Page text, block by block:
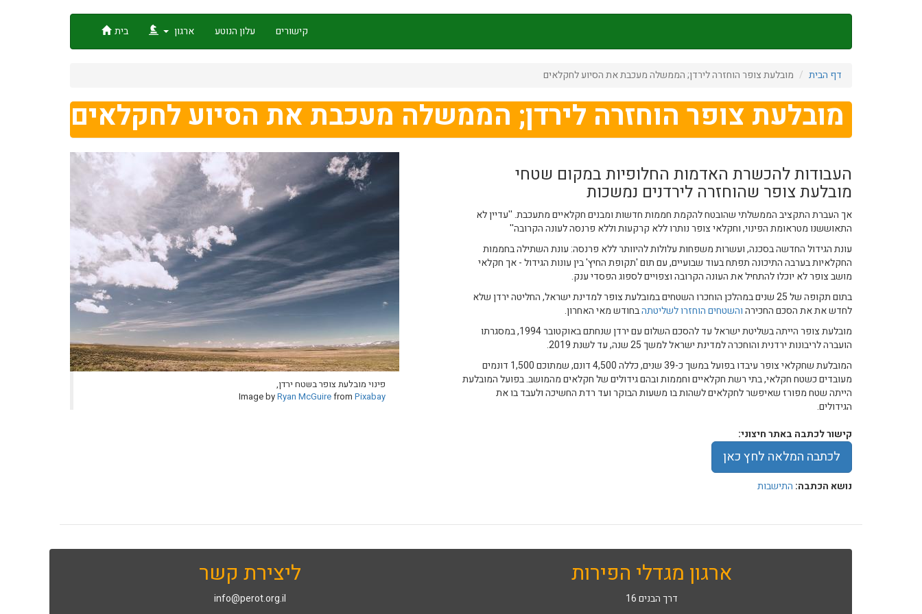
בית ארגון עלון הנוטע קישורים
דף הבית מובלעת צופר הוחזרה לירדן; הממשלה מעכבת את הסיוע לחקלאים
מובלעת צופר הוחזרה לירדן; הממשלה מעכבת את הסיוע לחקלאים
העבודות להכשרת האדמות החלופיות במקום שטחי
מובלעת צופר שהוחזרה לירדנים נמשכות
אך העברת התקציב הממשלתי שהובטח להקמת חממות חדשות ומבנים חקלאיים מתעכבת. ''עדיין לא
התאוששנו מטראומת הפינוי, וחקלאי צופר נותרו ללא קרקעות וללא פרנסה לעונה הקרובה''
עונת הגידול החדשה בסכנה, ועשרות משפחות עלולות להיוותר ללא פרנסה: עונת השתילה בחממות
החקלאיות בערבה התיכונה תפתח בעוד שבועיים, עם תום 'תקופת החיץ' בין עונות הגידול - אך חקלאי
מושב צופר לא יוכלו להתחיל את העונה הקרובה וצפויים לספוג הפסדי ענק.
בתום תקופה של 25 שנים במהלכן הוחכרו השטחים במובלעת צופר למדינת ישראל, החליטה ירדן שלא
לחדש את את הסכם החכירהוהשטחים הוחזרו לשליטתהבחודש מאי האחרון.
מובלעת צופר הייתה בשליטת ישראל עד להסכם השלום עם ירדן שנחתם באוקטובר 1994, במסגרתו
הועברה לריבונות ירדנית והוחכרה למדינת ישראל למשך 25 שנה, עד לשנת 2019.
המובלעת שחקלאי צופר עיבדו בפועל במשך כ-39 שנים, כללה 4,500 דונם, שמתוכם 1,500 דונמים
מעובדים כשטח חקלאי, בתי רשת חקלאיים וחממות ובהם גידולים של חקלאים מהמושב. בפועל המובלעת
הייתה שטח מפורז שאיפשר לחקלאים לשהות בו משעות הבוקר ועד רדת החשיכה ולעבד בו את
הגידולים.
פינוי מובלעת צופר בשטח ירדן,
Image byRyan McGuirefrom Pixabay
קישור לכתבה באתר חיצוני:
לכתבה המלאה לחץ כאן
נושא הכתבה: התישבות
ליצירת קשר
info@perot.org.il
ארגון מגדלי הפירות
דרך הבנים 16